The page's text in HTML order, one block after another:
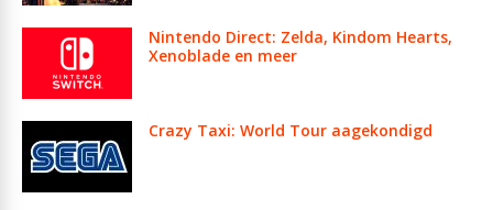
Nintendo Direct: Zelda, Kindom Hearts,
Xenoblade en meer
Crazy Taxi: World Tour aagekondigd